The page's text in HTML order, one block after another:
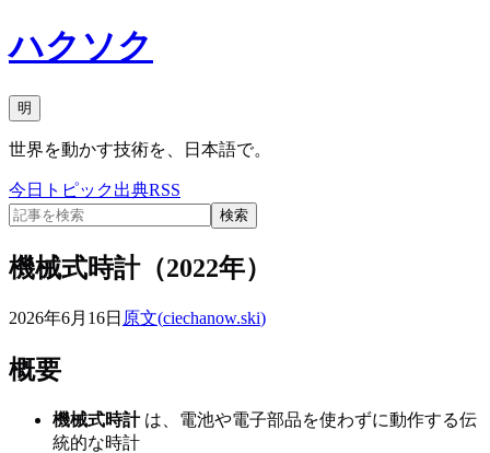
ハクソク
明
世界を動かす技術を、日本語で。
今日 トピック出典RSS
検索
機械式時計（2022年）
2026年6月16日 原文(ciechanow.ski)
概要
機械式時計は、電池や電子部品を使わずに動作する伝
統的な時計